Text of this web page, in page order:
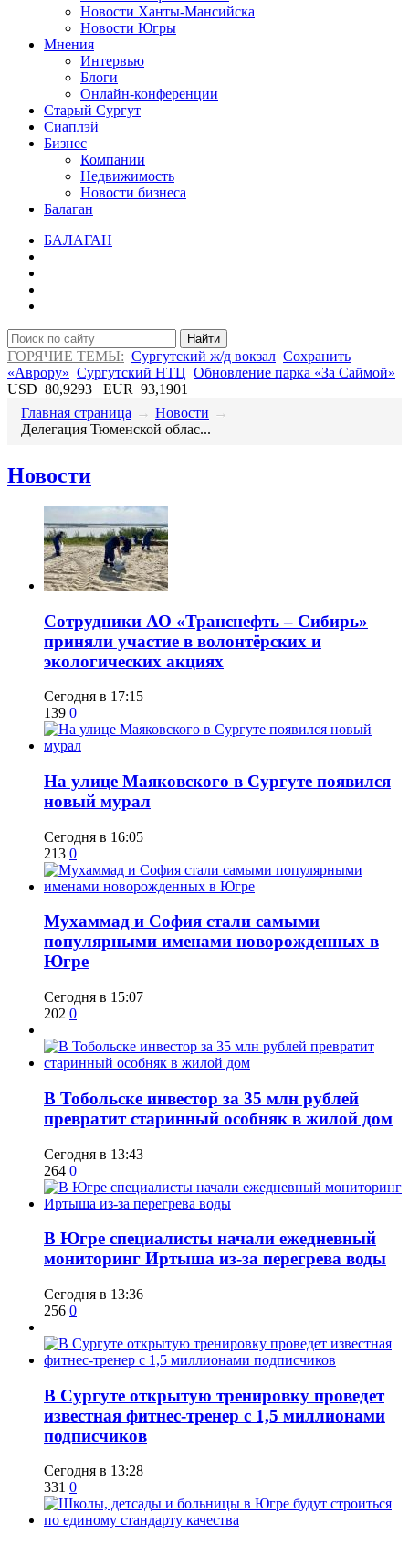
Новости Ханты-Мансийска
Новости Югры
Мнения
Интервью
Блоги
Онлайн-конференции
Старый Сургут
Сиаплэй
Бизнес
Компании
Недвижимость
Новости бизнеса
Балаган
БАЛАГАН
Найти
ГОРЯЧИЕ ТЕМЫ: Сургутский ж/д вокзал Сохранить
«Аврору» Сургутский НТЦ Обновление парка «За Саймой»
USD 80,9293 EUR 93,1901
Главная страница → Новости →
​Делегация Тюменской облас...
Новости
Сотрудники АО «Транснефть – Сибирь»
приняли участие в волонтёрских и
экологических акциях
Сегодня в 17:15
139 0
​На улице Маяковского в Сургуте появился
новый мурал
Сегодня в 16:05
213 0
​Мухаммад и София стали самыми
популярными именами новорожденных в
Югре
Сегодня в 15:07
202 0
В Тобольске инвестор за 35 млн рублей
превратит старинный особняк в жилой дом
Сегодня в 13:43
264 0
В Югре специалисты начали ежедневный
мониторинг Иртыша из-за перегрева воды
Сегодня в 13:36
256 0
В Сургуте открытую тренировку проведет
известная фитнес-тренер с 1,5 миллионами
подписчиков
Сегодня в 13:28
331 0